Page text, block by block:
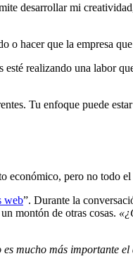
desarrollar mi
o hacer que la empresa
realizando una labor
Tu enfoque puede
económico, pero no todo el
web”. Durante la
montón de otras cosas.
mucho más importante